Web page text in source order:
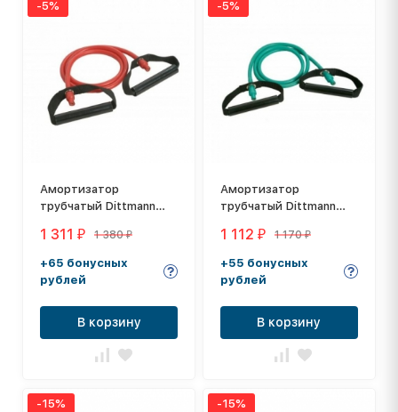
-5%
Амортизатор
тpубчaтый Dittmann
1 311₽ 1 380₽
+65 бонусных
рублей
В корзину
-5%
Амортизатор
тpубчaтый Dittmann
1 112₽ 1 170₽
+55 бонусных
рублей
В корзину
-15% -15%